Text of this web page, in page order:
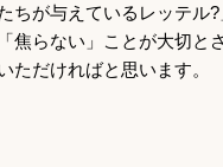
ちが与えているレッテル
焦らない」ことが大切と
ただければと思います。